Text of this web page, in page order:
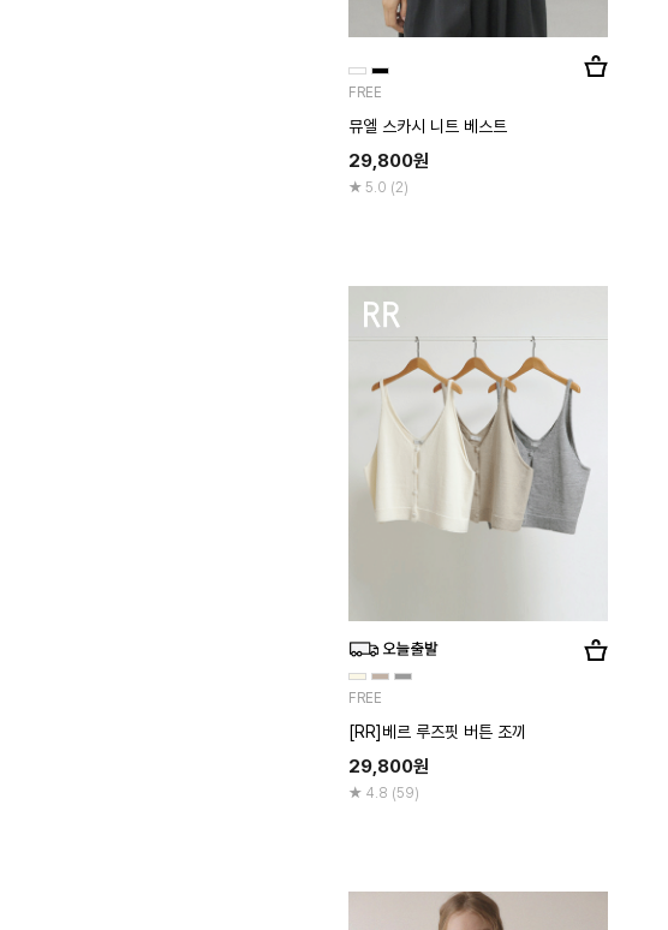
FREE
뮤엘 스카시 니트 베스트
29,800원
5.0 (2)
FREE
[RR]베르 루즈핏 버튼 조끼
29,800원
4.8 (59)